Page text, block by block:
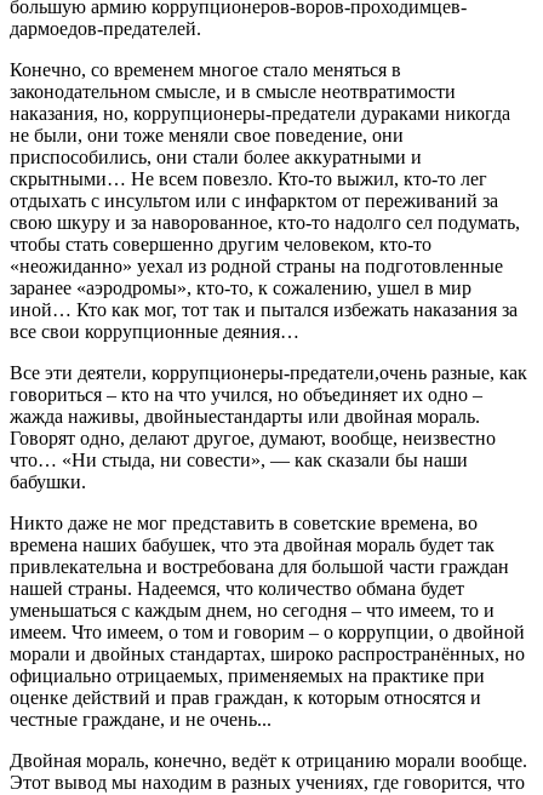
большую армию коррупционеров-воров-проходимцев-
дармоедов-предателей.
Конечно, со временем многое стало меняться в
законодательном смысле, и в смысле неотвратимости
наказания, но, коррупционеры-предатели дураками никогда
не были, они тоже меняли свое поведение, они
приспособились, они стали более аккуратными и
скрытными… Не всем повезло. Кто-то выжил, кто-то лег
отдыхать с инсультом или с инфарктом от переживаний за
свою шкуру и за наворованное, кто-то надолго сел подумать,
чтобы стать совершенно другим человеком, кто-то
«неожиданно» уехал из родной страны на подготовленные
заранее «аэродромы», кто-то, к сожалению, ушел в мир
иной… Кто как мог, тот так и пытался избежать наказания за
все свои коррупционные деяния…
Все эти деятели, коррупционеры-предатели,очень разные, как
говориться – кто на что учился, но объединяет их одно –
жажда наживы, двойныестандарты или двойная мораль.
Говорят одно, делают другое, думают, вообще, неизвестно
что… «Ни стыда, ни совести», — как сказали бы наши
бабушки.
Никто даже не мог представить в советские времена, во
времена наших бабушек, что эта двойная мораль будет так
привлекательна и востребована для большой части граждан
нашей страны. Надеемся, что количество обмана будет
уменьшаться с каждым днем, но сегодня – что имеем, то и
имеем. Что имеем, о том и говорим – о коррупции, о двойной
морали и двойных стандартах, широко распространённых, но
официально отрицаемых, применяемых на практике при
оценке действий и прав граждан, к которым относятся и
честные граждане, и не очень...
Двойная мораль, конечно, ведёт к отрицанию морали вообще.
Этот вывод мы находим в разных учениях, где говорится, что